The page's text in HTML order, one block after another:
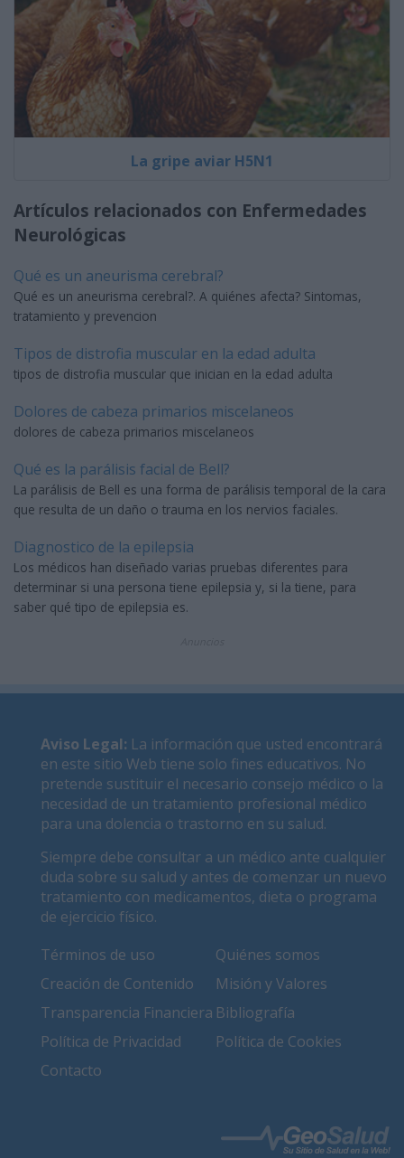
La gripe aviar H5N1
Artículos relacionados con Enfermedades
Neurológicas
Qué es un aneurisma cerebral?
Qué es un aneurisma cerebral?. A quiénes afecta? Sintomas,
tratamiento y prevencion
Tipos de distrofia muscular en la edad adulta
tipos de distrofia muscular que inician en la edad adulta
Dolores de cabeza primarios miscelaneos
dolores de cabeza primarios miscelaneos
Qué es la parálisis facial de Bell?
La parálisis de Bell es una forma de parálisis temporal de la cara
que resulta de un daño o trauma en los nervios faciales.
Diagnostico de la epilepsia
Los médicos han diseñado varias pruebas diferentes para
determinar si una persona tiene epilepsia y, si la tiene, para
saber qué tipo de epilepsia es.
Aviso Legal: La información que usted encontrará
en este sitio Web tiene solo fines educativos. No
pretende sustituir el necesario consejo médico o la
necesidad de un tratamiento profesional médico
para una dolencia o trastorno en su salud.
Siempre debe consultar a un médico ante cualquier
duda sobre su salud y antes de comenzar un nuevo
tratamiento con medicamentos, dieta o programa
de ejercicio físico.
Términos de uso
Quiénes somos
Creación de Contenido
Misión y Valores
Transparencia Financiera Bibliografía
Política de Privacidad
Política de Cookies
Contacto